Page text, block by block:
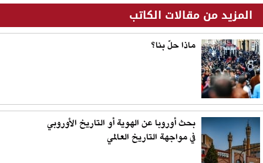
المزيد من مقالات الكاتب
ماذا حلّ بنا؟
بحث أوروبا عن الهوية أو التاريخ الأوروبي
في مواجهة التاريخ العالمي